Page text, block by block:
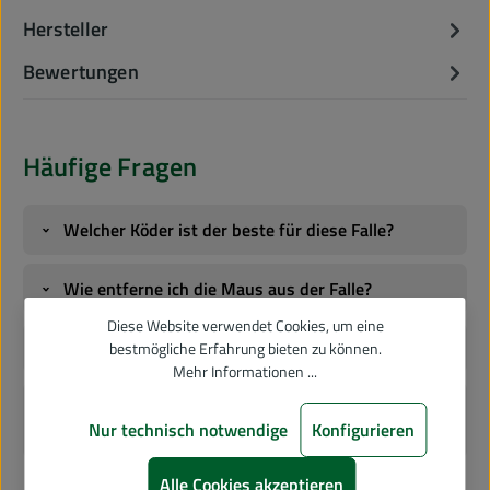
Hersteller
Bewertungen
Häufige Fragen
› Welcher Köder ist der beste für diese Falle?
› Wie entferne ich die Maus aus der Falle?
Wo stellt man die Mausefalle auf?
Wie kann man die Fallen in Haushalten mit
Kindern oder Haustieren sichern?
Diese Website verwendet Cookies, um eine
bestmögliche Erfahrung bieten zu können.
Mehr Informationen ...
Nur technisch notwendige Konfigurieren